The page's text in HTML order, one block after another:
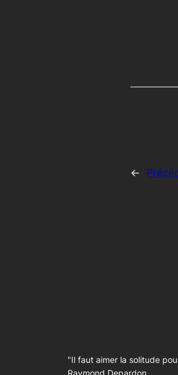
←
"Il faut aimer la solitude